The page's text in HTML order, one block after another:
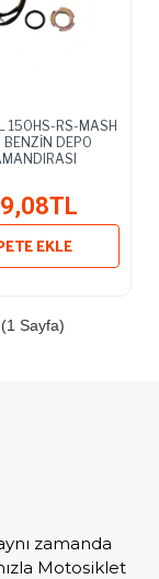
150HS-RS-MASH
DEPO
EKLE
Sayfa)
zamanda
Motosiklet